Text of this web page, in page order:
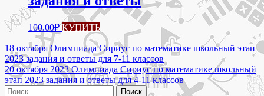
100.00₽ КУПИТЬ
Навигация
по
записям
18 октября Олимпиада Сириус по математике школьный этап
2023 задания и ответы для 7-11 классов
20 октября 2023 Олимпиада Сириус по математике школьный
этап 2023 задания и ответы для 4-11 классов
Найти: